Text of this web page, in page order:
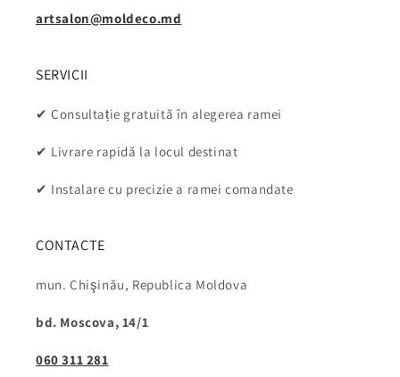
artsalon@moldeco.md
SERVICII
✔ Consultație gratuită în alegerea ramei
✔ Livrare rapidă la locul destinat
✔ Instalare cu precizie a ramei comandate
CONTACTE
mun. Chişinău, Republica Moldova
bd. Moscova, 14/1
060 311 281